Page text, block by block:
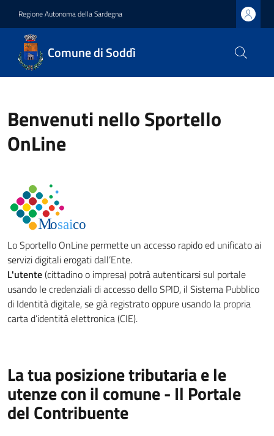
Regione Autonoma della Sardegna
Comune di Soddì
Benvenuti nello Sportello
OnLine
Lo Sportello OnLine permette un accesso rapido ed unificato ai
servizi digitali erogati dall’Ente.
L'utente(cittadino o impresa) potrà autenticarsi sul portale
usando le credenziali di accesso dello SPID, il Sistema Pubblico
di Identità digitale, se già registrato oppure usando la propria
carta d’identità elettronica (CIE).
La tua posizione tributaria e le
utenze con il comune - Il Portale
del Contribuente